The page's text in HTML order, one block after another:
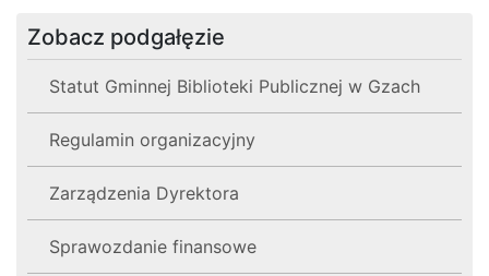
Zobacz podgałęzie
Statut Gminnej Biblioteki Publicznej w Gzach
Regulamin organizacyjny
Zarządzenia Dyrektora
Sprawozdanie finansowe